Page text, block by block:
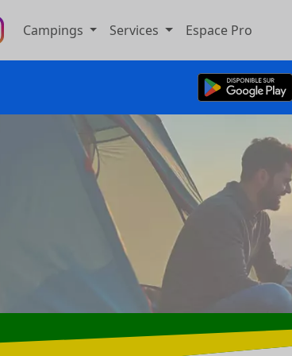
Campings Services Espace Pro